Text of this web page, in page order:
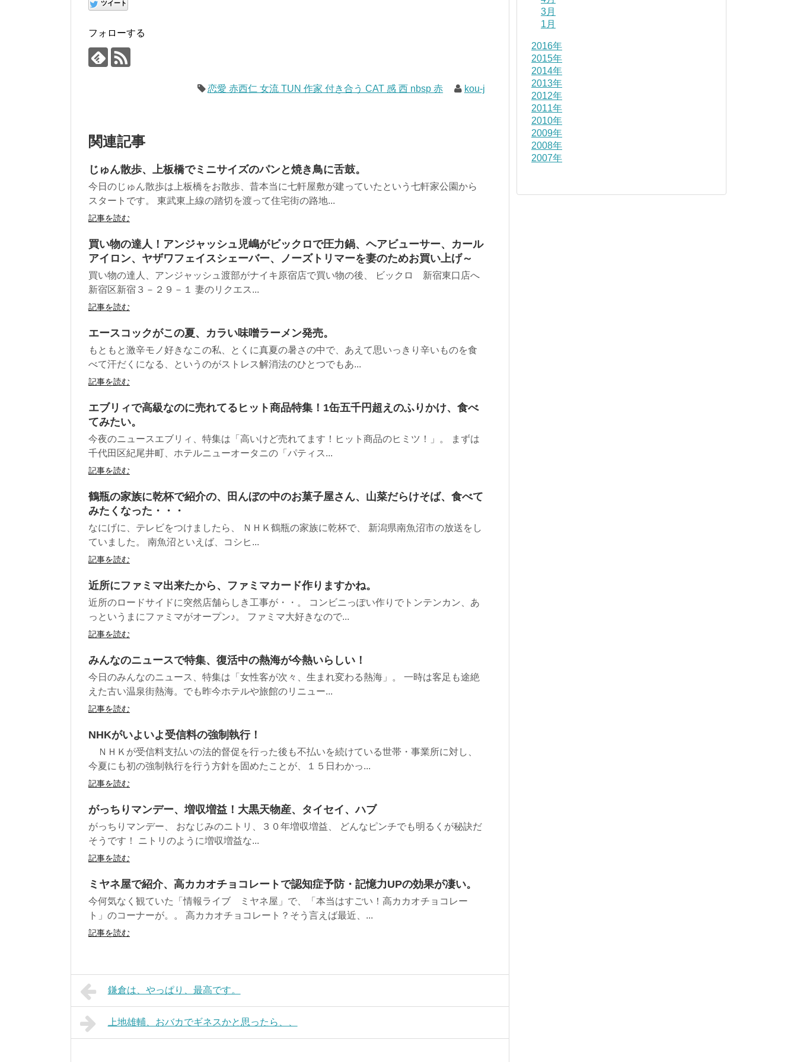
ツイート
フォローする
恋愛 赤西仁 女流 TUN 作家 付き合う CAT 感 西 nbsp 赤 kou-j
関連記事
じゅん散歩、上板橋でミニサイズのパンと焼き鳥に舌鼓。
今日のじゅん散歩は上板橋をお散歩、昔本当に七軒屋敷が建っていたという七軒家公園から
スタートです。 東武東上線の踏切を渡って住宅街の路地...
記事を読む
買い物の達人！アンジャッシュ児嶋がビックロで圧力鍋、ヘアビューサー、カール
アイロン、ヤザワフェイスシェーバー、ノーズトリマーを妻のためお買い上げ～
買い物の達人、アンジャッシュ渡部がナイキ原宿店で買い物の後、 ビックロ 新宿東口店へ
新宿区新宿３－２９－１ 妻のリクエス...
記事を読む
エースコックがこの夏、カラい味噌ラーメン発売。
もともと激辛モノ好きなこの私、とくに真夏の暑さの中で、あえて思いっきり辛いものを食
べて汗だくになる、というのがストレス解消法のひとつでもあ...
記事を読む
エブリィで高級なのに売れてるヒット商品特集！1缶五千円超えのふりかけ、食べ
てみたい。
今夜のニュースエブリィ、特集は「高いけど売れてます！ヒット商品のヒミツ！」。 まずは
千代田区紀尾井町、ホテルニューオータニの「パティス...
記事を読む
鶴瓶の家族に乾杯で紹介の、田んぼの中のお菓子屋さん、山菜だらけそば、食べて
みたくなった・・・
なにげに、テレビをつけましたら、 ＮＨＫ鶴瓶の家族に乾杯で、 新潟県南魚沼市の放送をし
ていました。 南魚沼といえば、コシヒ...
記事を読む
近所にファミマ出来たから、ファミマカード作りますかね。
近所のロードサイドに突然店舗らしき工事が・・。 コンビニっぽい作りでトンテンカン、あ
っというまにファミマがオープン♪。 ファミマ大好きなので...
記事を読む
みんなのニュースで特集、復活中の熱海が今熱いらしい！
今日のみんなのニュース、特集は「女性客が次々、生まれ変わる熱海」。 一時は客足も途絶
えた古い温泉街熱海。でも昨今ホテルや旅館のリニュー...
記事を読む
NHKがいよいよ受信料の強制執行！
ＮＨＫが受信料支払いの法的督促を行った後も不払いを続けている世帯・事業所に対し、
今夏にも初の強制執行を行う方針を固めたことが、１５日わかっ...
記事を読む
がっちりマンデー、増収増益！大黒天物産、タイセイ、ハブ
がっちりマンデー、 おなじみのニトリ、３０年増収増益、 どんなピンチでも明るくが秘訣だ
そうです！ ニトリのように増収増益な...
記事を読む
ミヤネ屋で紹介、高カカオチョコレートで認知症予防・記憶力UPの効果が凄い。
今何気なく観ていた「情報ライブ ミヤネ屋」で、「本当はすごい！高カカオチョコレー
ト」のコーナーが。。 高カカオチョコレート？そう言えば最近、...
記事を読む
鎌倉は、やっぱり、最高です。
上地雄輔、おバカでギネスかと思ったら、、
3月
1月
2016年
2015年
2014年
2013年
2012年
2011年
2010年
2009年
2008年
2007年